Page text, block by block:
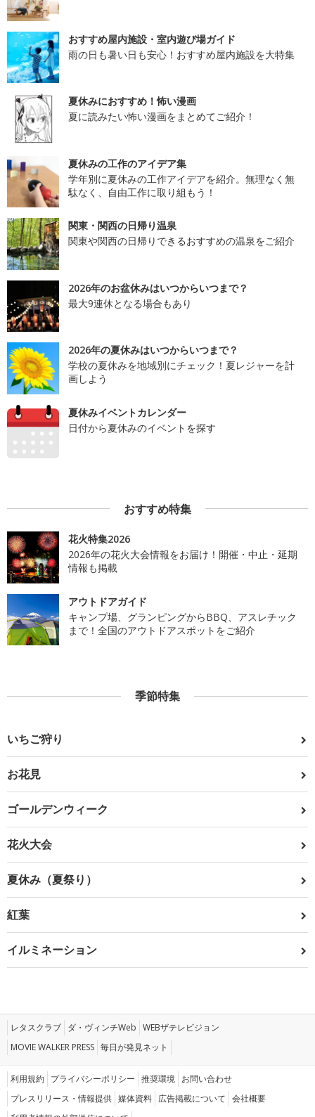
おすすめ屋内施設・室内遊び場ガイド
雨の日も暑い日も安心！おすすめ屋内施設を大特集
夏休みにおすすめ！怖い漫画
夏に読みたい怖い漫画をまとめてご紹介！
夏休みの工作のアイデア集
学年別に夏休みの工作アイデアを紹介。無理なく無
駄なく、自由工作に取り組もう！
関東・関西の日帰り温泉
関東や関西の日帰りできるおすすめの温泉をご紹介
2026年のお盆休みはいつからいつまで？
最大9連休となる場合もあり
2026年の夏休みはいつからいつまで？
学校の夏休みを地域別にチェック！夏レジャーを計
画しよう
夏休みイベントカレンダー
日付から夏休みのイベントを探す
おすすめ特集
花火特集2026
2026年の花火大会情報をお届け！開催・中止・延期
情報も掲載
アウトドアガイド
キャンプ場、グランピングからBBQ、アスレチック
まで！全国のアウトドアスポットをご紹介
季節特集
いちご狩り
お花見
ゴールデンウィーク
花火大会
夏休み（夏祭り）
紅葉
イルミネーション
レタスクラブ ダ・ヴィンチWeb WEBザテレビジョン
MOVIE WALKER PRESS 毎日が発見ネット
利用規約 プライバシーポリシー 推奨環境 お問い合わせ
プレスリリース・情報提供 媒体資料 広告掲載について 会社概要